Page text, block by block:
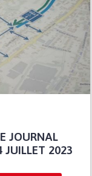
JOURNAL
JUILLET 2023